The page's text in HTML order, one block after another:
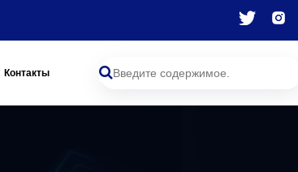
Контакты